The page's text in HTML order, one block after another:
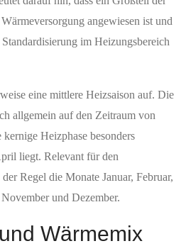
angewiesen ist und
im Heizungsbereich
eine mittlere Heizsaison auf. Die
allgemein auf den Zeitraum von
Heizphase besonders
liegt. Relevant für den
Regel die Monate Januar, Februar,
und Dezember.
Wärmemix